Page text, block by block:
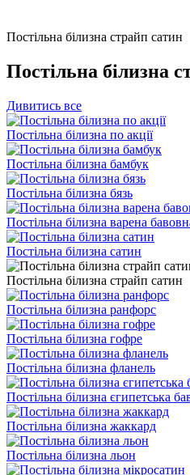
Постільна білизна страйп сатин
Постільна білизна
Дивитись все
Постільна білизна по акції
Постільна білизна бамбук
Постільна білизна бязь
Постільна білизна варена
Постільна білизна сатин
Постільна білизна страйп сатин
Постільна білизна ранфорс
Постільна білизна гофре
Постільна білизна фланель
Постільна білизна єгипетська
Постільна білизна жаккард
Постільна білизна льон